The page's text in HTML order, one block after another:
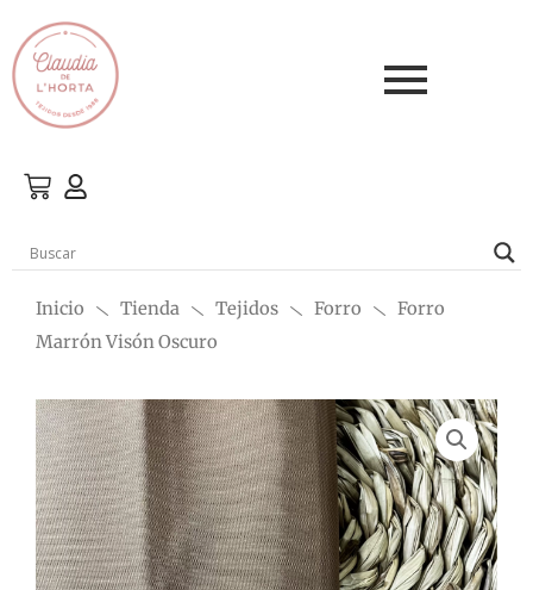
contenido
Inicio Tienda Tejidos Forro
Forro
Marrón Visón Oscuro